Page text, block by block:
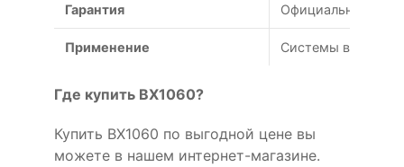
Гарантия Официальная
Применение Системы
Где купить BX1060?
Купить BX1060 по выгодной цене вы
можете в нашем интернет-магазине.